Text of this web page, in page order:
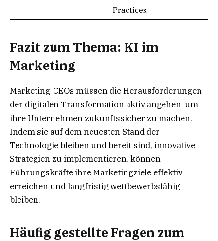
Practices.
Fazit zum Thema: KI im
Marketing
Marketing-CEOs müssen die Herausforderungen
der digitalen Transformation aktiv angehen, um
ihre Unternehmen zukunftssicher zu machen.
Indem sie auf dem neuesten Stand der
Technologie bleiben und bereit sind, innovative
Strategien zu implementieren, können
Führungskräfte ihre Marketingziele effektiv
erreichen und langfristig wettbewerbsfähig
bleiben.
Häufig gestellte Fragen zum